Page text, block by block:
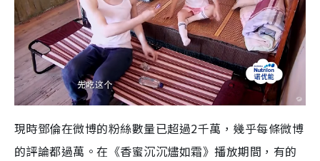
現時鄧倫在微博的粉絲數量已超過2千萬，幾乎每條微博
的評論都過萬。在《香蜜沉沉燼如霜》播放期間，有的